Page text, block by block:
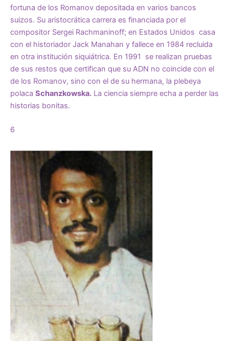
fortuna de los Romanov depositada en varios bancos
suizos. Su aristocrática carrera es financiada por el
compositor Sergei Rachmaninoff; en Estados Unidos casa
con el historiador Jack Manahan y fallece en 1984 recluida
en otra institución siquiátrica. En 1991 se realizan pruebas
de sus restos que certifican que su ADN no coincide con el
de los Romanov, sino con el de su hermana, la plebeya
polaca Schanzkowska. La ciencia siempre echa a perder las
historias bonitas.
6